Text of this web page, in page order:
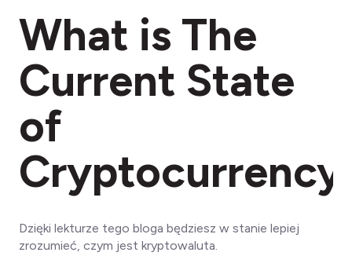
What is The
Current State
of
Dzięki lekturze tego bloga będziesz w stanie lepiej
zrozumieć, czym jest kryptowaluta.